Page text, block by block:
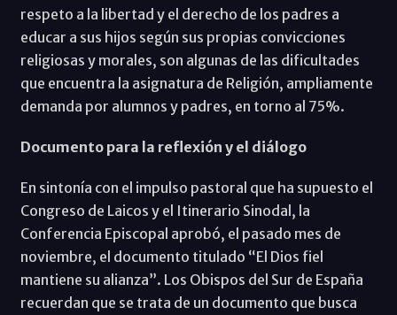
respeto a la libertad y el derecho de los padres a
educar a sus hijos según sus propias convicciones
religiosas y morales, son algunas de las dificultades
que encuentra la asignatura de Religión, ampliamente
demanda por alumnos y padres, en torno al 75%.
Documento para la reflexión y el diálogo
En sintonía con el impulso pastoral que ha supuesto el
Congreso de Laicos y el Itinerario Sinodal, la
Conferencia Episcopal aprobó, el pasado mes de
noviembre, el documento titulado “El Dios fiel
mantiene su alianza”. Los Obispos del Sur de España
recuerdan que se trata de un documento que busca